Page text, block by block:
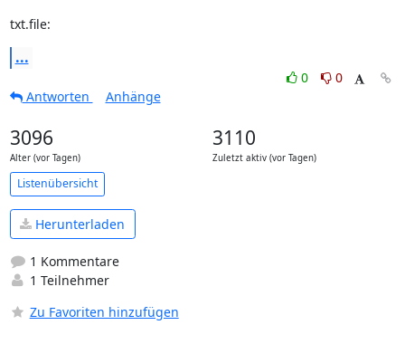
txt.file:
...
0
0
Antworten
Anhänge
3096
Alter (vor Tagen)
3110
Zuletzt aktiv (vor Tagen)
Listenübersicht
Herunterladen
1 Kommentare
1 Teilnehmer
Zu Favoriten hinzufügen